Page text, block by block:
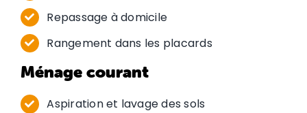
Repassage à domicile
Rangement dans les placards
Ménage courant
Aspiration et lavage des sols